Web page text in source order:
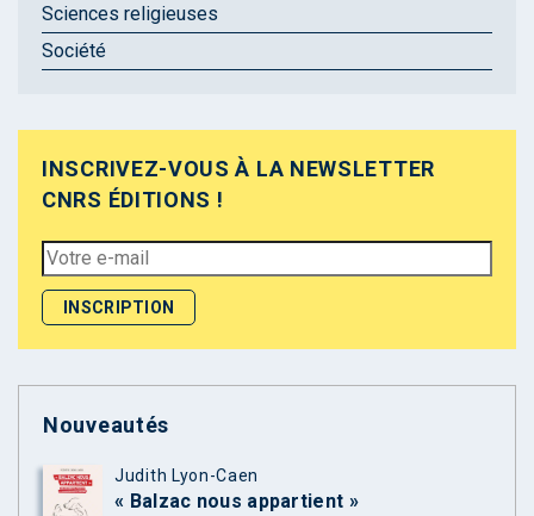
Sciences religieuses
Société
INSCRIVEZ-VOUS À LA NEWSLETTER
CNRS ÉDITIONS !
Nouveautés
Judith Lyon-Caen
« Balzac nous appartient »